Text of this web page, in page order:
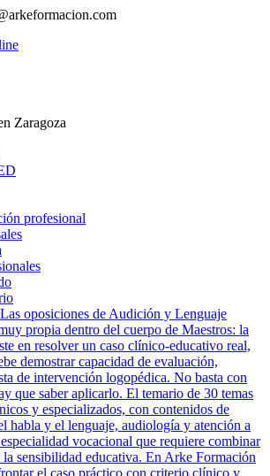
Zaragoza
profesional
Las oposiciones de Audición y Lenguaje
propia dentro del cuerpo de Maestros: la
en resolver un caso clínico-educativo real,
demostrar capacidad de evaluación,
de intervención logopédica. No basta con
que saber aplicarlo. El temario de 30 temas
y especializados, con contenidos de
habla y el lenguaje, audiología y atención a
vocacional que requiere combinar
sensibilidad educativa. En Arke Formación
el caso práctico con criterio clínico y